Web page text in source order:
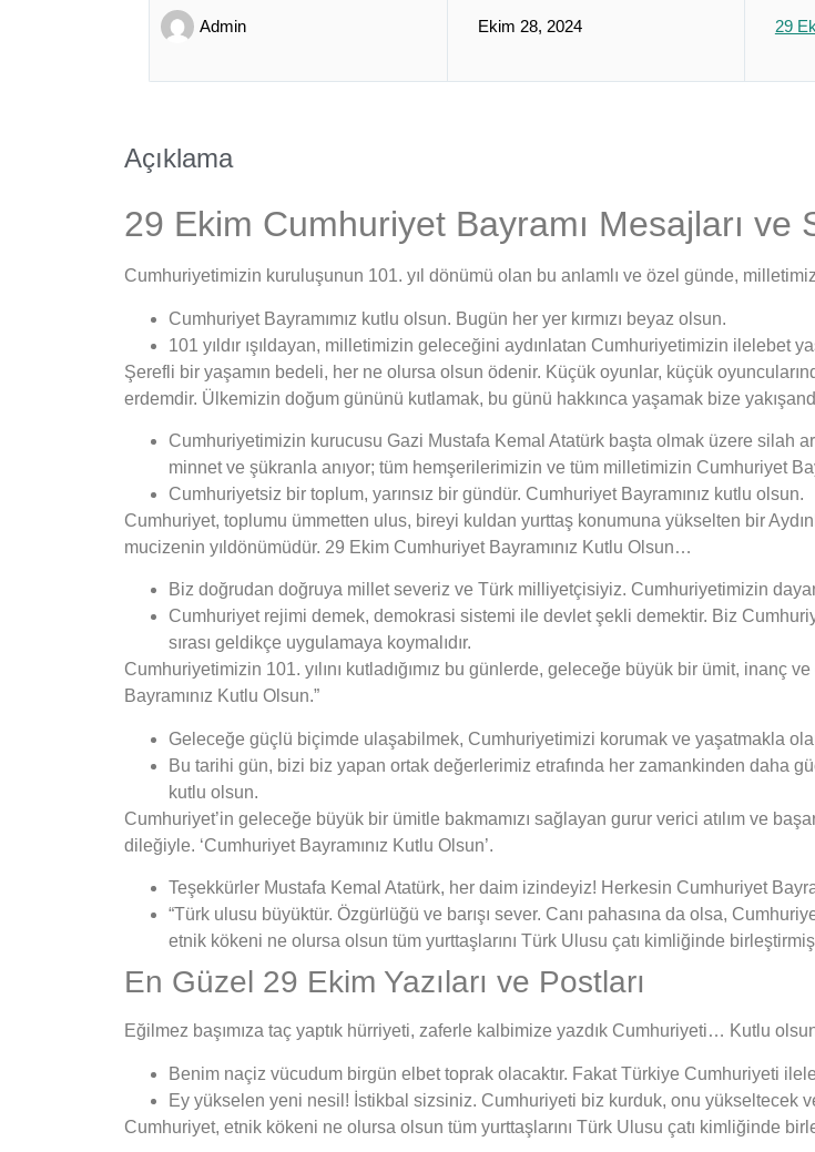
Admin
Ekim 28, 2024
29
Açıklama
29 Ekim Cumhuriyet Bayramı Mesajları ve
Cumhuriyetimizin kuruluşunun 101. yıl dönümü olan bu anlamlı ve özel günde,
Cumhuriyet Bayramımız kutlu olsun. Bugün her yer kırmızı beyaz olsun.
101 yıldır ışıldayan, milletimizin geleceğini aydınlatan Cumhuriyetimizin ilelebet
Şerefli bir yaşamın bedeli, her ne olursa olsun ödenir. Küçük oyunlar, küçük
erdemdir. Ülkemizin doğum gününü kutlamak, bu günü hakkınca yaşamak bize
Cumhuriyetimizin kurucusu Gazi Mustafa Kemal Atatürk başta olmak üzere silah
minnet ve şükranla anıyor; tüm hemşerilerimizin ve tüm milletimizin Cumhuriyet
Cumhuriyetsiz bir toplum, yarınsız bir gündür. Cumhuriyet Bayramınız kutlu olsun.
Cumhuriyet, toplumu ümmetten ulus, bireyi kuldan yurttaş konumuna yükselten bir
mucizenin yıldönümüdür. 29 Ekim Cumhuriyet Bayramınız Kutlu Olsun…
Biz doğrudan doğruya millet severiz ve Türk milliyetçisiyiz. Cumhuriyetimizin
Cumhuriyet rejimi demek, demokrasi sistemi ile devlet şekli demektir. Biz
sırası geldikçe uygulamaya koymalıdır.
Cumhuriyetimizin 101. yılını kutladığımız bu günlerde, geleceğe büyük bir ümit, inanç
Bayramınız Kutlu Olsun.”
Geleceğe güçlü biçimde ulaşabilmek, Cumhuriyetimizi korumak ve yaşatmakla
Bu tarihi gün, bizi biz yapan ortak değerlerimiz etrafında her zamankinden daha
kutlu olsun.
Cumhuriyet’in geleceğe büyük bir ümitle bakmamızı sağlayan gurur verici atılım ve
dileğiyle. ‘Cumhuriyet Bayramınız Kutlu Olsun’.
Teşekkürler Mustafa Kemal Atatürk, her daim izindeyiz! Herkesin Cumhuriyet
“Türk ulusu büyüktür. Özgürlüğü ve barışı sever. Canı pahasına da olsa,
etnik kökeni ne olursa olsun tüm yurttaşlarını Türk Ulusu çatı kimliğinde
En Güzel 29 Ekim Yazıları ve Postları
Eğilmez başımıza taç yaptık hürriyeti, zaferle kalbimize yazdık Cumhuriyeti… Kutlu
Benim naçiz vücudum birgün elbet toprak olacaktır. Fakat Türkiye Cumhuriyeti
Ey yükselen yeni nesil! İstikbal sizsiniz. Cumhuriyeti biz kurduk, onu yükseltecek
Cumhuriyet, etnik kökeni ne olursa olsun tüm yurttaşlarını Türk Ulusu çatı kimliğinde